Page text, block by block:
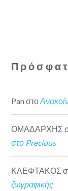
Pan στο
ΟΜΑΔΑΡΧΗΣ
στο Precious
ΚΛΕΦΤΑΚΟΣ
ζωγραφικής